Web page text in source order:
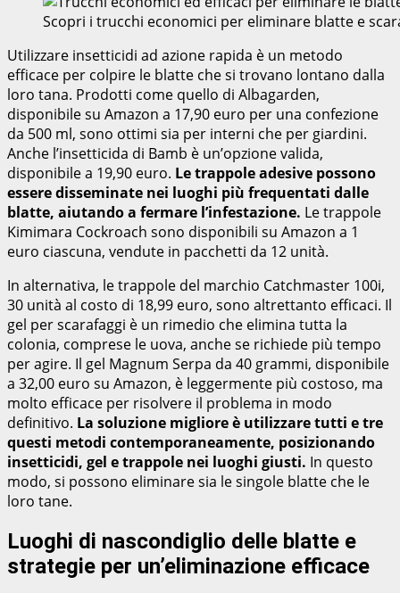
Scopri i trucchi economici per eliminare blatte e
Utilizzare insetticidi ad azione rapida è un metodo
efficace per colpire le blatte che si trovano lontano dalla
loro tana. Prodotti come quello di Albagarden,
disponibile su Amazon a 17,90 euro per una confezione
da 500 ml, sono ottimi sia per interni che per giardini.
Anche l’insetticida di Bamb è un’opzione valida,
disponibile a 19,90 euro. Le trappole adesive possono
essere disseminate nei luoghi più frequentati dalle
blatte, aiutando a fermare l’infestazione. Le trappole
Kimimara Cockroach sono disponibili su Amazon a 1
euro ciascuna, vendute in pacchetti da 12 unità.
In alternativa, le trappole del marchio Catchmaster 100i,
30 unità al costo di 18,99 euro, sono altrettanto efficaci. Il
gel per scarafaggi è un rimedio che elimina tutta la
colonia, comprese le uova, anche se richiede più tempo
per agire. Il gel Magnum Serpa da 40 grammi, disponibile
a 32,00 euro su Amazon, è leggermente più costoso, ma
molto efficace per risolvere il problema in modo
definitivo. La soluzione migliore è utilizzare tutti e tre
questi metodi contemporaneamente, posizionando
insetticidi, gel e trappole nei luoghi giusti. In questo
modo, si possono eliminare sia le singole blatte che le
loro tane.
Luoghi di nascondiglio delle blatte e
strategie per un’eliminazione efficace